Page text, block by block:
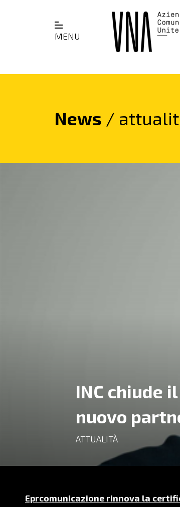
MENU
News /
INC chiude
nuovo
ATTUALITÀ
Eprcomunicazione rinnova la